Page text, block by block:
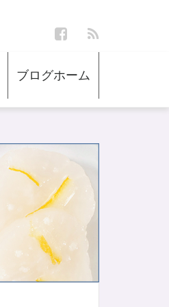
ブログホーム